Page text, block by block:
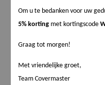
Om u te bedanken voor uw
5% korting met kortingscode
Graag tot morgen!
Met vriendelijke groet,
Team Covermaster